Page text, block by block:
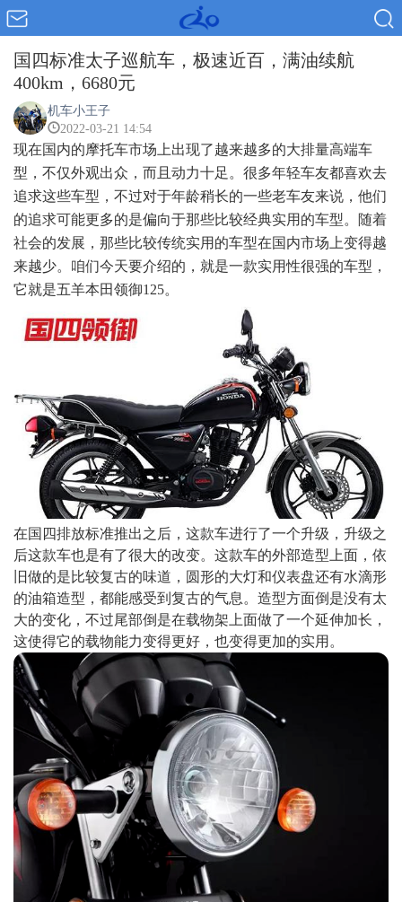
国四标准太子巡航车，极速近百，满油续航
400km，6680元
机车小王子
2022-03-21 14:54
现在国内的摩托车市场上出现了越来越多的大排量高端车
型，不仅外观出众，而且动力十足。很多年轻车友都喜欢去
追求这些车型，不过对于年龄稍长的一些老车友来说，他们
的追求可能更多的是偏向于那些比较经典实用的车型。随着
社会的发展，那些比较传统实用的车型在国内市场上变得越
来越少。咱们今天要介绍的，就是一款实用性很强的车型，
它就是五羊本田领御125。
在国四排放标准推出之后，这款车进行了一个升级，升级之
后这款车也是有了很大的改变。这款车的外部造型上面，依
旧做的是比较复古的味道，圆形的大灯和仪表盘还有水滴形
的油箱造型，都能感受到复古的气息。造型方面倒是没有太
大的变化，不过尾部倒是在载物架上面做了一个延伸加长，
这使得它的载物能力变得更好，也变得更加的实用。